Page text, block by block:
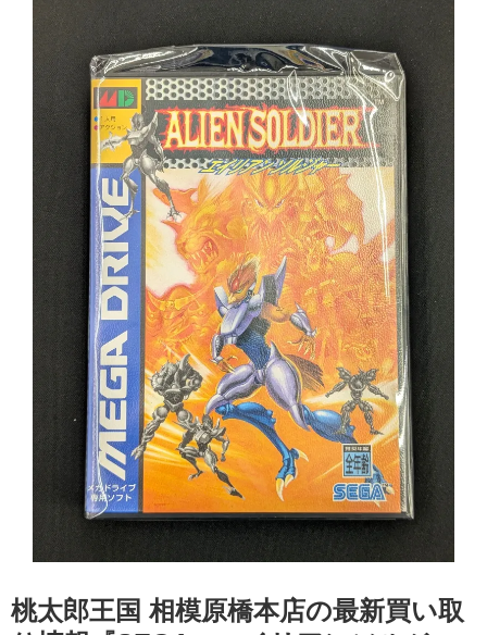
桃太郎王国 相模原橋本店の最新買い取